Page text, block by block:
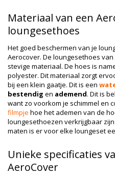
Materiaal van een
loungesethoes
Het goed beschermen van je
Aerocover. De loungesethoes
stevige materiaal. De hoes is
polyester. Dit materiaal zorgt
bij een klein gaatje. Dit is een
bestendig en ademend. Dit is
want zo voorkom je schimmel en
filmpje hoe het ademen van de
loungesethoezen verkrijgbaar
maten is er voor elke loungeset
Unieke specificaties
AeroCover